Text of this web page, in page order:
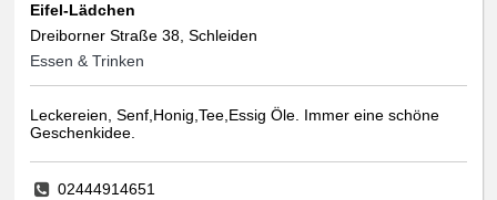
Eifel-Lädchen
Dreiborner Straße 38, Schleiden
Essen & Trinken
Leckereien, Senf,Honig,Tee,Essig Öle. Immer eine schöne
Geschenkidee.
02444914651